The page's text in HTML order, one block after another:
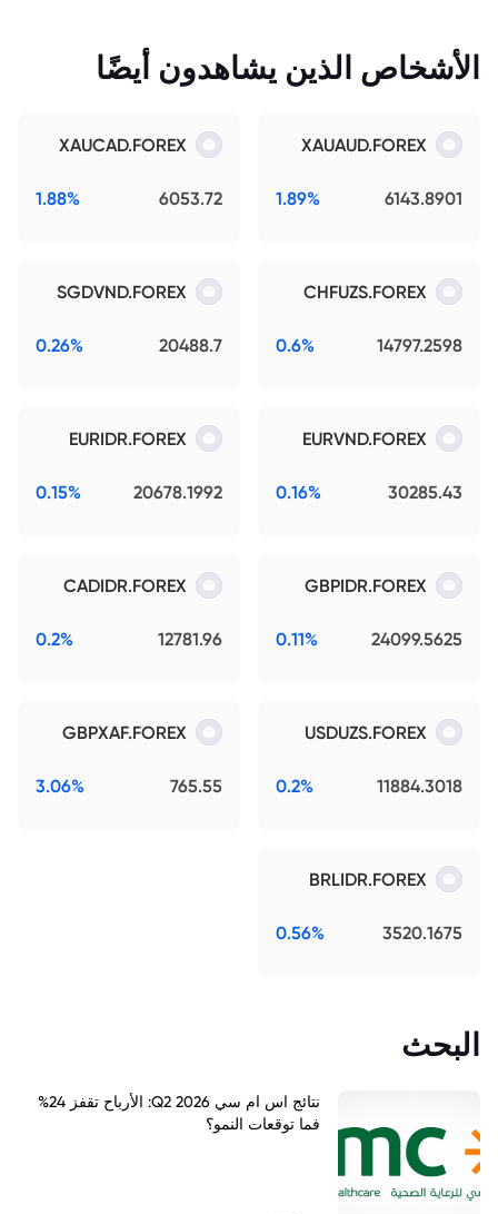
الأشخاص الذين يشاهدون أيضًا
XAUAUD.FOREX
6143.8901
1.89%
XAUCAD.FOREX
6053.72
1.88%
CHFUZS.FOREX
14797.2598
0.6%
SGDVND.FOREX
20488.7
0.26%
EURVND.FOREX
30285.43
0.16%
EURIDR.FOREX
20678.1992
0.15%
GBPIDR.FOREX
24099.5625
0.11%
CADIDR.FOREX
12781.96
0.2%
USDUZS.FOREX
11884.3018
0.2%
GBPXAF.FOREX
765.55
3.06%
BRLIDR.FOREX
3520.1675
0.56%
البحث
نتائج اس ام سي Q2 2026: الأرباح تقفز 24%
فما توقعات النمو؟